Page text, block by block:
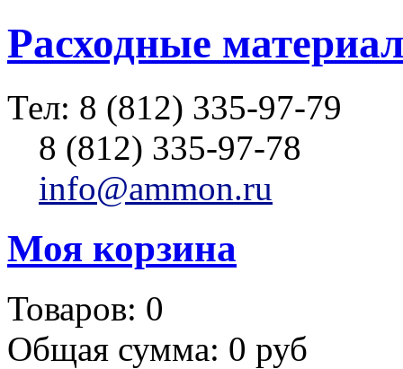
Расходные
Тел: 8 (812) 335-97-79
8 (812) 335-97-78
info@ammon.ru
Моя корзина
Товаров: 0
Общая сумма: 0 руб